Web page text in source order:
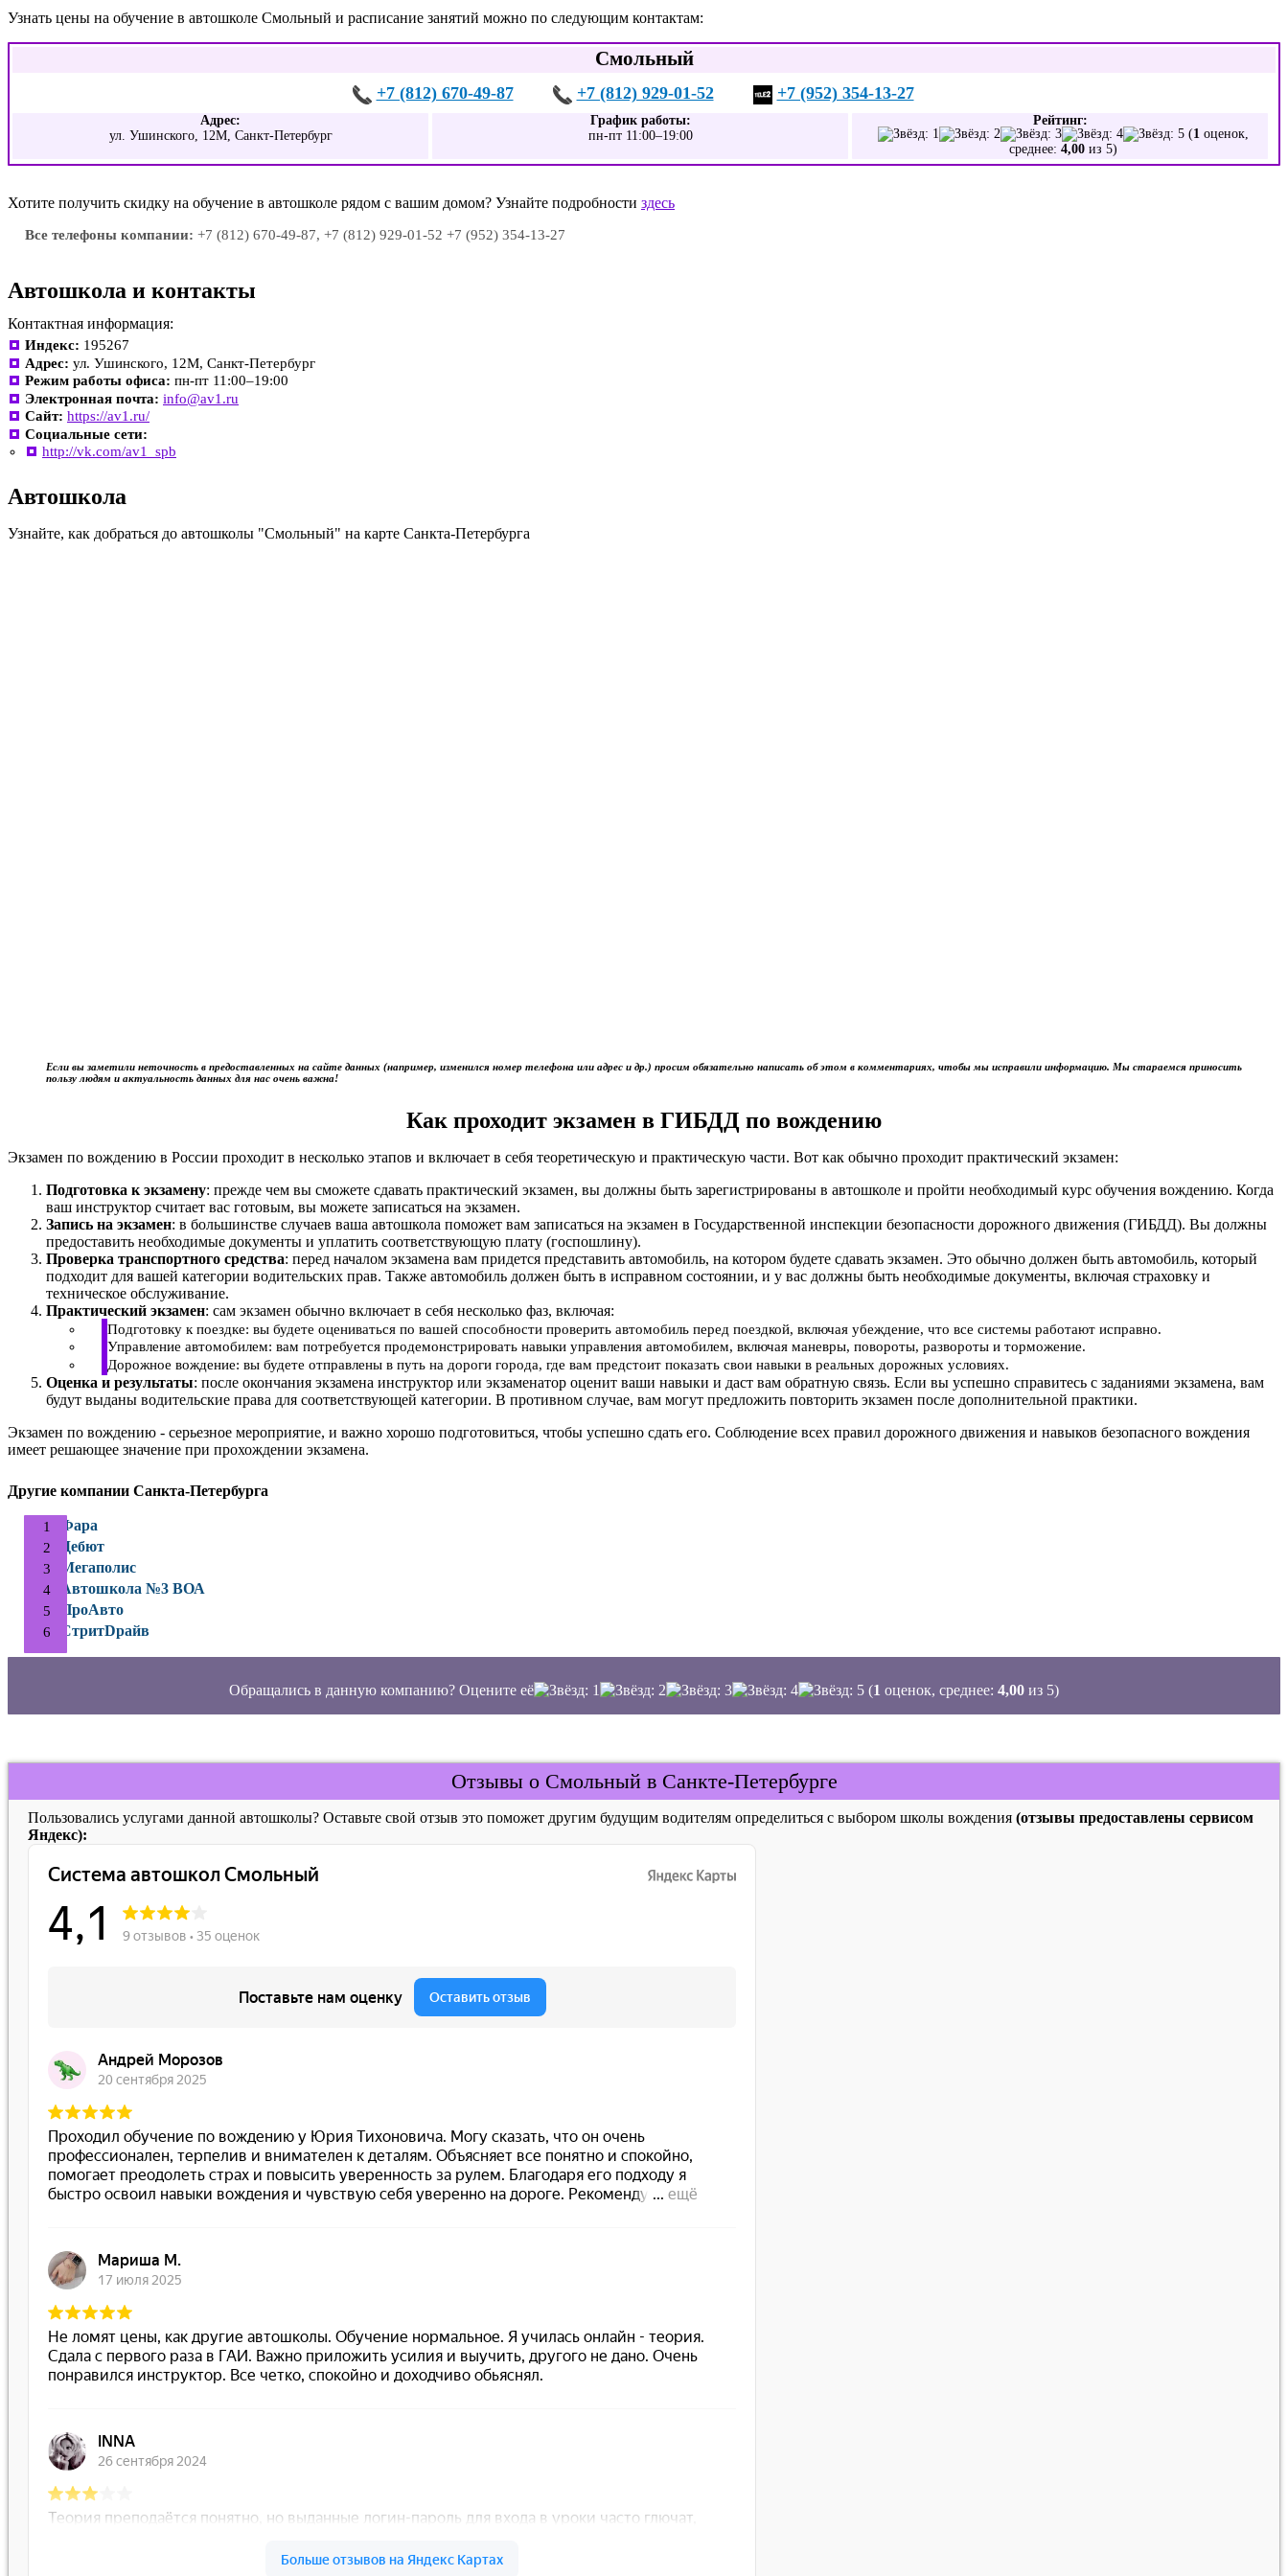
Узнать цены на обучение в автошколе Смольный и расписание занятий можно по следующим контактам:
Смольный
+7 (812) 670-49-87 +7 (812) 929-01-52 +7 (952) 354-13-27
Адрес:
ул. Ушинского, 12М, Санкт-Петербург
График работы:
пн-пт 11:00–19:00
Рейтинг:
(1 оценок,
среднее: 4,00 из 5)
Хотите получить скидку на обучение в автошколе рядом с вашим домом? Узнайте подробности здесь
Все телефоны компании: +7 (812) 670-49-87, +7 (812) 929-01-52 +7 (952) 354-13-27
Автошкола и контакты
Контактная информация:
Индекс: 195267
Адрес: ул. Ушинского, 12М, Санкт-Петербург
Режим работы офиса: пн-пт 11:00–19:00
Электронная почта: info@av1.ru
Сайт: https://av1.ru/
Социальные сети:
http://vk.com/av1_spb
Автошкола
Узнайте, как добраться до автошколы "Смольный" на карте Санкта-Петербурга
Если вы заметили неточность в предоставленных на сайте данных (например, изменился номер телефона или адрес и др.) просим обязательно написать об этом в комментариях, чтобы мы исправили информацию. Мы стараемся приносить
пользу людям и актуальность данных для нас очень важна!
Как проходит экзамен в ГИБДД по вождению
Экзамен по вождению в России проходит в несколько этапов и включает в себя теоретическую и практическую части. Вот как обычно проходит практический экзамен:
Подготовка к экзамену: прежде чем вы сможете сдавать практический экзамен, вы должны быть зарегистрированы в автошколе и пройти необходимый курс обучения вождению. Когда
ваш инструктор считает вас готовым, вы можете записаться на экзамен.
Запись на экзамен: в большинстве случаев ваша автошкола поможет вам записаться на экзамен в Государственной инспекции безопасности дорожного движения (ГИБДД). Вы должны
предоставить необходимые документы и уплатить соответствующую плату (госпошлину).
Проверка транспортного средства: перед началом экзамена вам придется представить автомобиль, на котором будете сдавать экзамен. Это обычно должен быть автомобиль, который
подходит для вашей категории водительских прав. Также автомобиль должен быть в исправном состоянии, и у вас должны быть необходимые документы, включая страховку и
техническое обслуживание.
Практический экзамен: сам экзамен обычно включает в себя несколько фаз, включая:
Подготовку к поездке: вы будете оцениваться по вашей способности проверить автомобиль перед поездкой, включая убеждение, что все системы работают исправно.
Управление автомобилем: вам потребуется продемонстрировать навыки управления автомобилем, включая маневры, повороты, развороты и торможение.
Дорожное вождение: вы будете отправлены в путь на дороги города, где вам предстоит показать свои навыки в реальных дорожных условиях.
Оценка и результаты: после окончания экзамена инструктор или экзаменатор оценит ваши навыки и даст вам обратную связь. Если вы успешно справитесь с заданиями экзамена, вам
будут выданы водительские права для соответствующей категории. В противном случае, вам могут предложить повторить экзамен после дополнительной практики.
Экзамен по вождению - серьезное мероприятие, и важно хорошо подготовиться, чтобы успешно сдать его. Соблюдение всех правил дорожного движения и навыков безопасного вождения
имеет решающее значение при прохождении экзамена.
Другие компании Санкта-Петербурга
Фара
Дебют
Мегаполис
Автошкола №3 ВОА
ПроАвто
СтритDрайв
Обращались в данную компанию? Оцените её (1 оценок, среднее: 4,00 из 5)
Отзывы о Смольный в Санкте-Петербурге
Пользовались услугами данной автошколы? Оставьте свой отзыв это поможет другим будущим водителям определиться с выбором школы вождения (отзывы предоставлены сервисом
Яндекс):